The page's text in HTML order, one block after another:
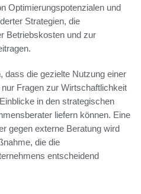
Optimierungspotenzialen und
Strategien, die
Betriebskosten und zur
die gezielte Nutzung einer
Fragen zur Wirtschaftlichkeit
in den strategischen
liefern können. Eine
gegen externe Beratung wird
die die
entscheidend